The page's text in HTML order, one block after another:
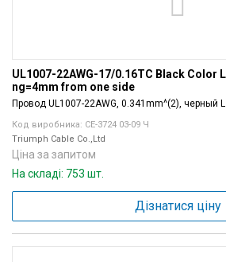
UL1007-22AWG-17/0.16TC Black Color
ng=4mm from one side
Провод UL1007-22AWG, 0.341mm^(2), черный
Код виробника: CE-3724 03-09 Ч
Triumph Cable Co.,Ltd
Ціна за запитом
На складі: 753 шт.
Дізнатися ціну